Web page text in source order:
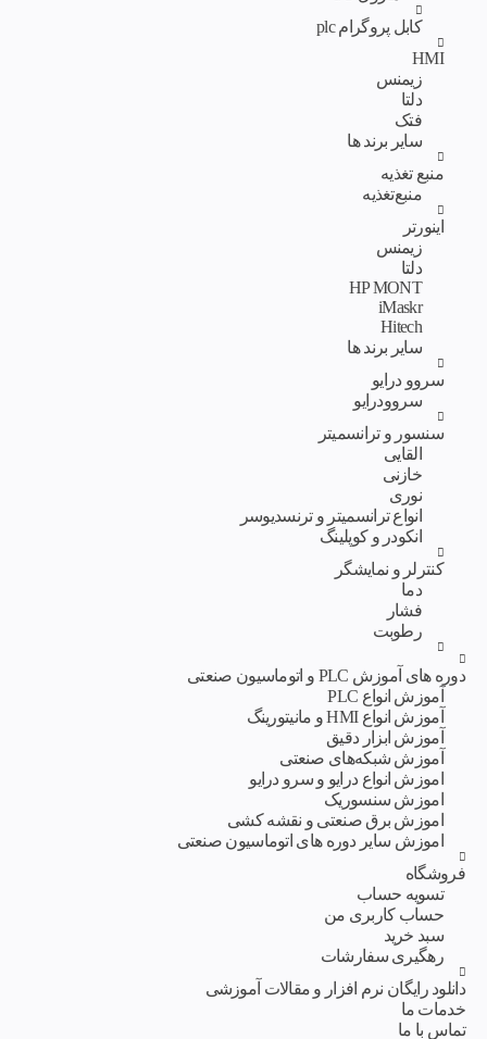
کابل پروگرام plc
HMI
زیمنس
دلتا
فتک
سایر برند ها
منبع تغذیه
منبع‌تغذیه
اینورتر
زیمنس
دلتا
HP MONT
iMaskr
Hitech
سایر برند ها
سروو درایو
سروودرایو
سنسور و ترانسمیتر
القایی
خازنی
نوری
انواع ترانسمیتر و ترنسدیوسر
انکودر و کوپلینگ
کنترلر و نمایشگر
دما
فشار
رطوبت
دوره های آموزش PLC و اتوماسیون صنعتی
آموزش انواع PLC
آموزش انواع HMI و مانیتورینگ
آموزش ابزار دقیق
آموزش شبکه‌های صنعتی
اموزش انواع درایو و سرو درایو
اموزش سنسوریک
اموزش برق صنعتی و نقشه کشی
اموزش سایر دوره های اتوماسیون صنعتی
فروشگاه
تسویه حساب
حساب کاربری من
سبد خرید
رهگیری سفارشات
دانلود رایگان نرم افزار و مقالات آموزشی
خدمات ما
تماس با ما